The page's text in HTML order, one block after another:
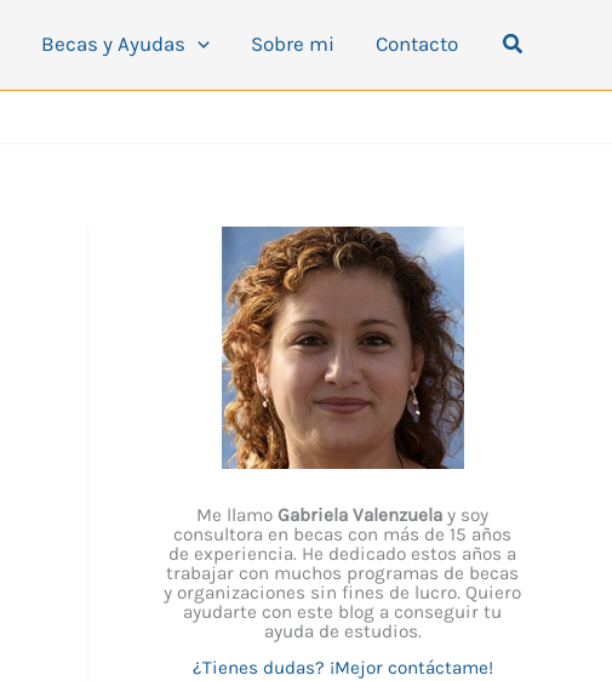
Becas y Ayudas Sobre mi Contacto Buscar
Me llamo Gabriela Valenzuela y soy
consultora en becas con más de 15 años
de experiencia. He dedicado estos años a
trabajar con muchos programas de becas
y organizaciones sin fines de lucro. Quiero
ayudarte con este blog a conseguir tu
ayuda de estudios.
¿Tienes dudas? ¡Mejor contáctame!